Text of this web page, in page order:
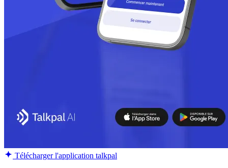
Télécharger l'application talkpal